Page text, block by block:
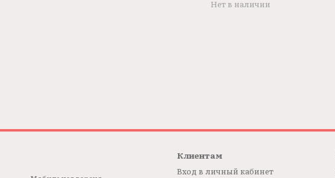
Нет в наличии
Клиентам
Вход в личный кабинет